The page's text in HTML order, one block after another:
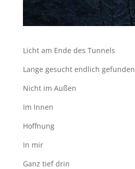
Licht am Ende des Tunnels
Lange gesucht endlich gefunden
Nicht im Außen
Im Innen
Hoffnung
In mir
Ganz tief drin